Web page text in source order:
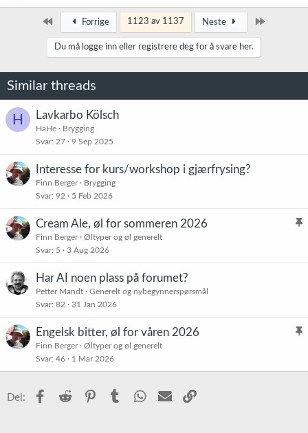
Først Forrige 1123 av 1137 Neste
Du må logge inn eller registrere deg for å svare her.
Similar threads
H Lavkarbo Kölsch
HaHe
Brygging
Svar 27 9 Sep 2025
Interesse for kurs/workshop i gjærfrysing?
Finn Berger
Brygging
Svar 92 5 Feb 2026
K
Cream Ale, øl for sommeren 2026
Finn Berger
Øltyper og øl generelt
Svar 5 3 Aug 2026
Har AI noen plass på forumet?
Petter Mandt
Generelt og nybegynnerspørsmål
Svar 82 31 Jan 2026
K
s
Engelsk bitter, øl for våren 2026
Finn Berger
Øltyper og øl generelt
Svar 46 1 Mar 2026
Del: Facebook
Reddit PinterestTumblr WhatsApp
E-post